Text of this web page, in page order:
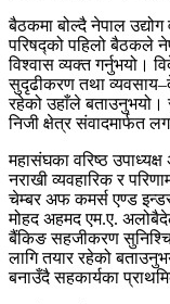
बैठकमा बोल्दै नेपाल
परिषद्को पहिलो बैठकले
विश्वास व्यक्त गर्नुभयो।
सुदृढीकरण तथा
रहेको उहाँले बताउनुभयो।
निजी क्षेत्र संवादमार्फत
महासंघका वरिष्ठ
नराखी व्यवहारिक र
चेम्बर अफ कमर्स एण्ड
मोहद अहमद एम.ए.
बैंकिङ सहजीकरण
लागि तयार रहेको
बनाउँदै सहकार्यका